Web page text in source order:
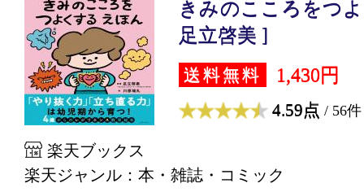
きみのこころをつ
足立啓美 ]
送料無料 1,430円
4.59点 / 56件
楽天ブックス
楽天ジャンル：本・雑誌・コミック